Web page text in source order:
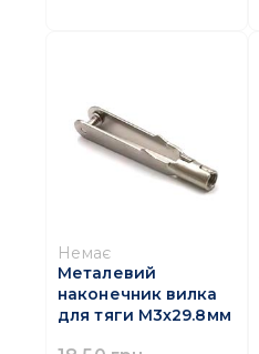
Немає
Металевий
наконечник вилка
для тяги M3x29.8мм